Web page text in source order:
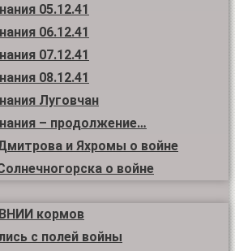
05.12.41
06.12.41
07.12.41
08.12.41
Луговчан
– продолжение…
и Яхромы о войне
о войне
кормов
с полей войны